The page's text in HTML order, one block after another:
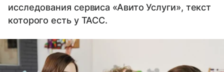
исследования сервиса «Авито Услуги», текст
которого есть у ТАСС.